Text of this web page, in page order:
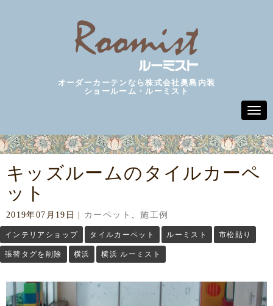
オーダーカーテンなら株式会社奥島内装
ショールーム・ルーミスト
N
a
i
g
t
i
キッズルームのタイルカーペ
ット
2019年07月19日 | カーペット 、施工例
インテリアショップ タイルカーペット ルーミスト 市松貼り
張替タグを削除 横浜 横浜 ルーミスト